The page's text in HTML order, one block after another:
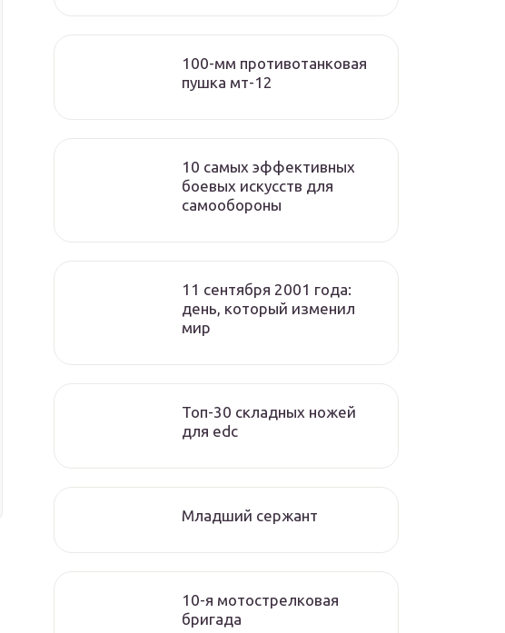
100-мм противотанковая
пушка мт-12
10 самых эффективных
боевых искусств для
самообороны
11 сентября 2001 года:
день, который изменил
мир
Топ-30 складных ножей
для edc
Младший сержант
10-я мотострелковая
бригада